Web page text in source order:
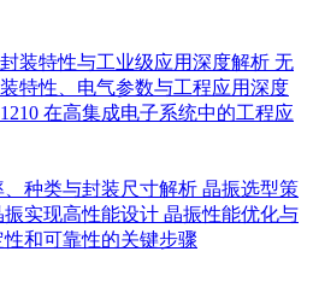
装特性与工业级应用深度解析 无
特性、电气参数与工程应用深度
在高集成电子系统中的工程应
种类与封装尺寸解析 晶振选型策
实现高性能设计 晶振性能优化与
和可靠性的关键步骤